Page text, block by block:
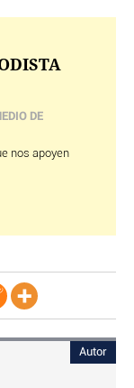
DE
nos apoyen
Autor